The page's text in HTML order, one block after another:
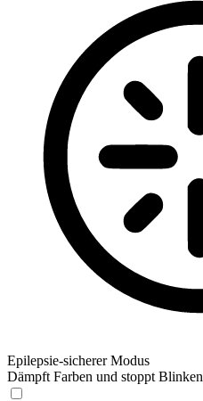
Epilepsie-sicherer Modus
Dämpft Farben und stoppt Blinken